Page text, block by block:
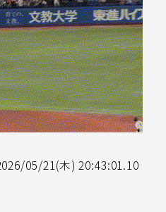
05/21(木) 20:43:01.10